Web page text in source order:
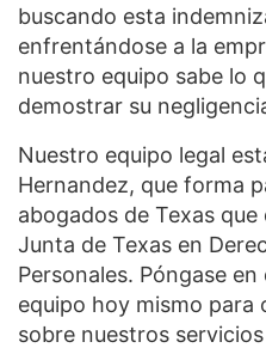
buscando esta
enfrentándose a la
nuestro equipo sabe lo
demostrar su
Nuestro equipo legal
Hernandez, que forma
abogados de Texas
Junta de Texas en
Personales. Póngase
equipo hoy mismo
sobre nuestros